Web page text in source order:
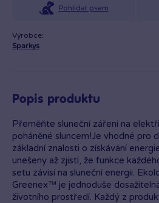
Pohlídat psem
Výrobce:
Sparkys
Popis produktu
Přeměňte sluneční záření na
poháněné sluncem!Je vhodné pro
základní znalosti o získávání
unešeny až zjistí, že funkce
setu závisí na sluneční energii.
Greenex™ je jednoduše
životního prostředí. Každý z